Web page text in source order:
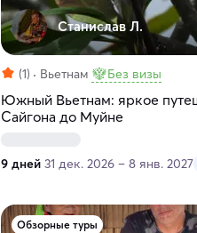
Станислав Л.
(1) Вьетнам Без визы
Южный Вьетнам: яркое
Сайгона до Муйне
9 дней 31 дек. 2026 – 8 янв. 2027
Обзорные туры